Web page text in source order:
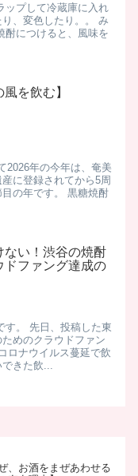
ップして冷蔵庫に入れ
、変色したり。。 み
酎につけると、風味を
風を飲む】
2026年の今年は、奄美
に登録されてから5周
の年です。 黒糖焼酎
ない！渋谷の焼酎
ドファング達成の
す。 先日、投稿した東
めのクラウドファン
ロナウイルス蔓延で飲
きた飲...
、お酒をまぜあわせる